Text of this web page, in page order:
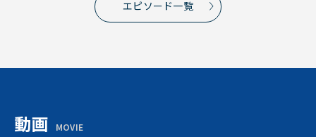
エピソード一覧
動画 MOVIE